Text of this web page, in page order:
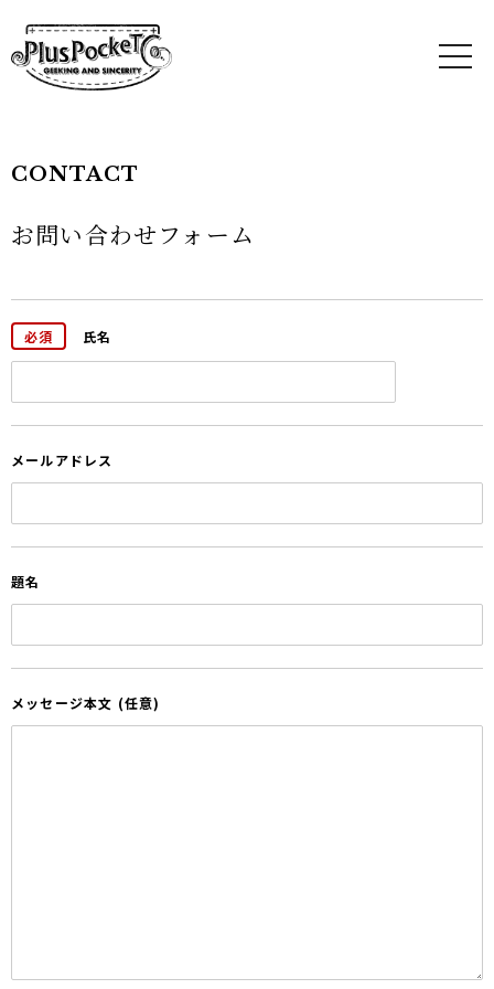
CONTACT
お問い合わせフォーム
氏名
メールアドレス
題名
メッセージ本文 (任意)